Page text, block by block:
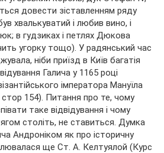
довести зіставленням ряду
хвалькуватий і любив вино, і
в гудзиках і петлях Дюкова
угорку тощо). У радянський час
ніби приїзд в Київ багатія
Галича у 1165 році
імператора Мануїла
154). Питання про те, чому
таке відвідування і чому
століть, не ставиться. Думка
Андроніком як про історичну
ще Ст. А. Келтуялой (Курс